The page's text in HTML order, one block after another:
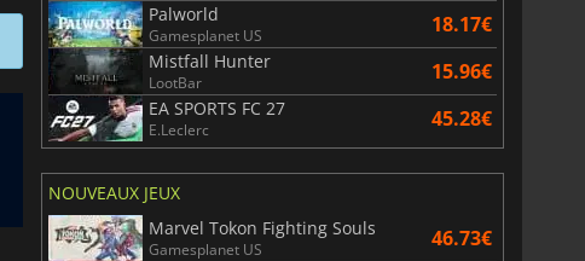
Palworld
Gamesplanet US 18.17€
Mistfall Hunter
LootBar 15.96€
EA SPORTS FC 27
E.Leclerc 45.28€
NOUVEAUX JEUX
Marvel Tokon Fighting Souls
Gamesplanet US 46.73€